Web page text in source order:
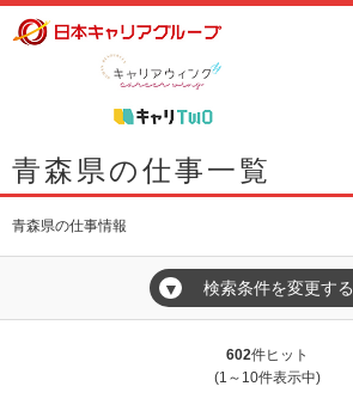
青森県の仕事一覧
青森県の仕事情報
▼ 検索条件を変更する
602件ヒット
(1～10件表示中)